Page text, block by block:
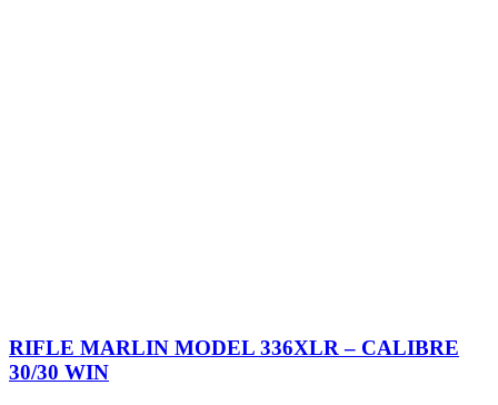
RIFLE MARLIN MODEL 336XLR – CALIBRE
30/30 WIN